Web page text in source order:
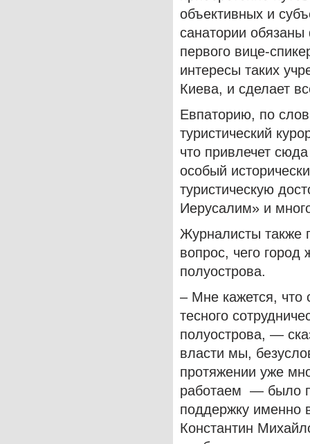
объективных и
санатории
первого вице-
интересы таких
Киева, и сделает
Евпаторию, по
туристический
что привлечет
особый
туристическую
Иерусалим» и
Журналисты также
вопрос, чего город
полуострова.
– Мне кажется, что
тесного
полуострова, —
власти мы,
протяжении уже
работаем — было
поддержку именно
Константин